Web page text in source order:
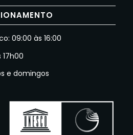
09:00 às 16:00
e domingos